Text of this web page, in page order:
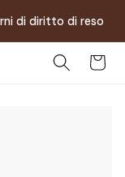
di diritto di reso
Carrello